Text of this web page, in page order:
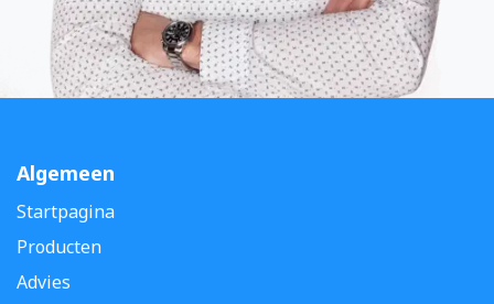
Algemeen
Startpagina
Producten
Advies